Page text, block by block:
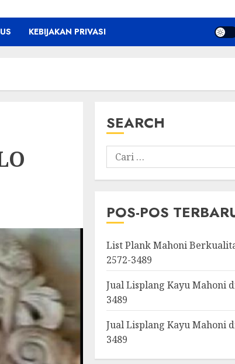
KEBIJAKAN PRIVASI
SEARCH
POS-POS
List Plank Mahoni
2572-3489
Jual Lisplang Kayu Mahoni
3489
Jual Lisplang Kayu Mahoni
3489